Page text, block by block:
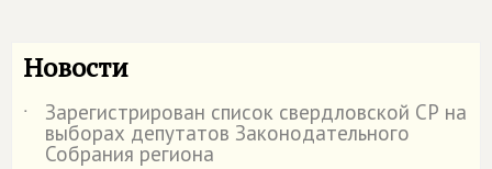
Новости
˙ Зарегистрирован список свердловской СР на
выборах депутатов Законодательного
Собрания региона